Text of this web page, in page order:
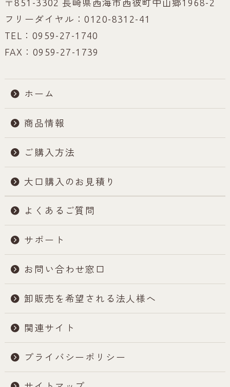
〒851-3302 長崎県西海市西彼町中山郷1968-2
フリーダイヤル：0120-8312-41
TEL：0959-27-1740
FAX：0959-27-1739
ホーム
商品情報
ご購入方法
大口購入のお見積り
よくあるご質問
サポート
お問い合わせ窓口
卸販売を希望される法人様へ
関連サイト
プライバシーポリシー